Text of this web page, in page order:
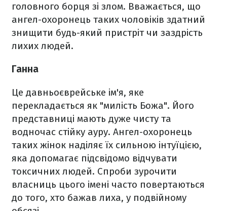
головного борця зі злом. Вважається, що
ангел-охоронець таких чоловіків здатний
знищити будь-який пристріт чи заздрість
лихих людей.
Ганна
Це давньоєврейське ім'я, яке
перекладається як "милість Божа". Його
представниці мають дуже чисту та
водночас стійку ауру. Ангел-охоронець
таких жінок наділяє їх сильною інтуїцією,
яка допомагає підсвідомо відчувати
токсичних людей. Спроби зурочити
власниць цього імені часто повертаються
до того, хто бажав лиха, у подвійному